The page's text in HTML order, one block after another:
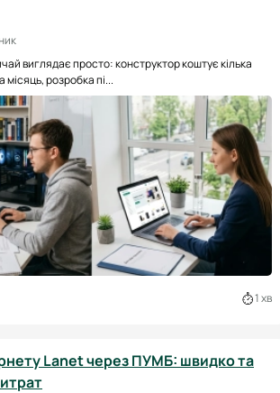
виглядає просто: конструктор коштує кілька
місяць, розробка пі...
1 хв
Lanet через ПУМБ: швидко та